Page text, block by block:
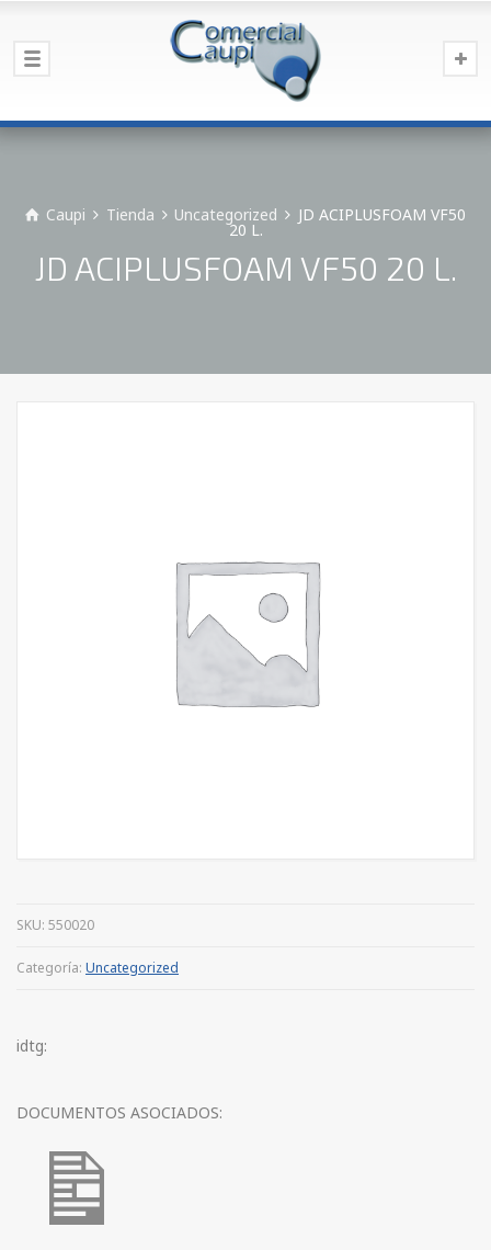
Caupi Tienda Uncategorized JD ACIPLUSFOAM VF50
20 L.
JD ACIPLUSFOAM VF50 20 L.
SKU: 550020
Categoría: Uncategorized
idtg:
DOCUMENTOS ASOCIADOS: